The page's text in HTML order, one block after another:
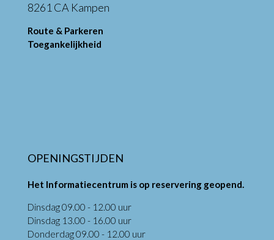
8261 CA Kampen
Route & Parkeren
Toegankelijkheid
OPENINGSTIJDEN
Het Informatiecentrum is op reservering geopend.
Dinsdag 09.00 - 12.00 uur
Dinsdag 13.00 - 16.00 uur
Donderdag 09.00 - 12.00 uur